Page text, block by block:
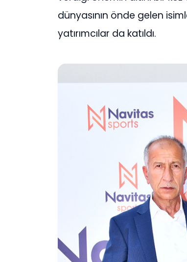
dünyasının önde gelen
yatırımcılar da katıldı.